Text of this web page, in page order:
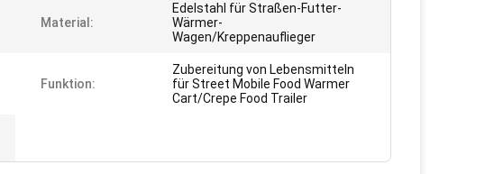
Material:
Edelstahl für Straßen-Futter-
Wärmer-
Wagen/Kreppenauflieger
Funktion:
Zubereitung von Lebensmitteln
für Street Mobile Food Warmer
Cart/Crepe Food Trailer